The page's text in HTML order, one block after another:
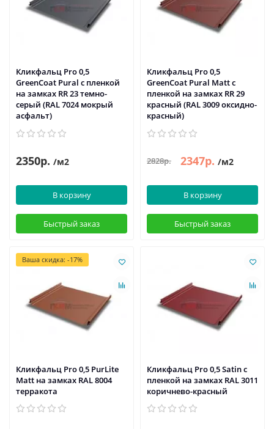
Кликфальц Pro 0,5
GreenСoat Pural с пленкой
на замках RR 23 темно-
серый (RAL 7024 мокрый
асфальт)
2350р. /м2
В корзину
Быстрый заказ
Кликфальц Pro 0,5
GreenСoat Pural Matt с
пленкой на замках RR 29
красный (RAL 3009 оксидно-
красный)
2828р. 2347р. /м2
В корзину
Быстрый заказ
Ваша скидка: -17%
Кликфальц Pro 0,5 PurLite
Мatt на замках RAL 8004
терракота
Кликфальц Pro 0,5 Satin с
пленкой на замках RAL 3011
коричнево-красный